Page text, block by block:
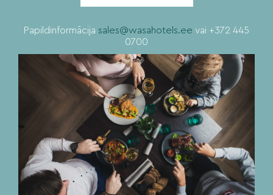
Papildinformācija sales@wasahotels.ee vai +372 445
0700